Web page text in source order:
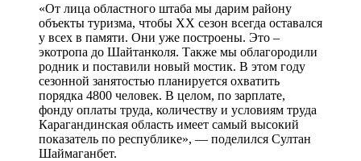
«От лица областного штаба мы дарим району
объекты туризма, чтобы ХХ сезон всегда оставался
у всех в памяти. Они уже построены. Это –
экотропа до Шайтанколя. Также мы облагородили
родник и поставили новый мостик. В этом году
сезонной занятостью планируется охватить
порядка 4800 человек. В целом, по зарплате,
фонду оплаты труда, количеству и условиям труда
Карагандинская область имеет самый высокий
показатель по республике», — поделился Султан
Шаймаганбет.